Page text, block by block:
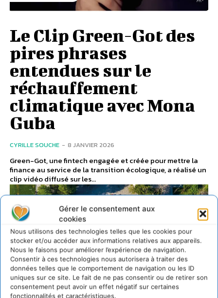
Gérer le consentement aux
cookies
Nous utilisons des technologies telles que les cookies pour
stocker et/ou accéder aux informations relatives aux appareils.
Nous le faisons pour améliorer l’expérience de navigation.
Consentir à ces technologies nous autorisera à traiter des
données telles que le comportement de navigation ou les ID
uniques sur ce site. Le fait de ne pas consentir ou de retirer son
consentement peut avoir un effet négatif sur certaines
fonctionnalités et caractéristiques.
Le Clip Green-Got des
pires phrases
entendues sur le
réchauffement
climatique avec Mona
Guba
CYRILLE SOUCHE - 8 JANVIER 2026
Green-Got, une fintech engagée et créée pour mettre la
finance au service de la transition écologique, a réalisé un
clip vidéo diffusé sur les...